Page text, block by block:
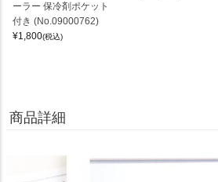
ーラー 保冷剤ポケット
付き (No.09000762)
¥1,800(税込)
商品詳細